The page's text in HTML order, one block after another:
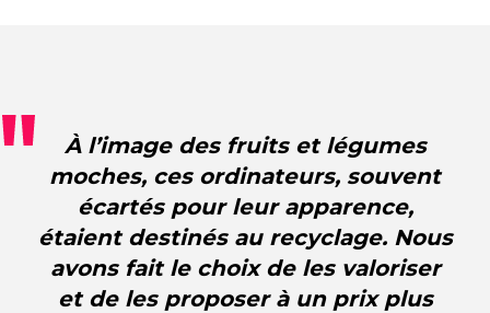
À l’image des fruits et légumes
moches, ces ordinateurs, souvent
écartés pour leur apparence,
étaient destinés au recyclage. Nous
avons fait le choix de les valoriser
et de les proposer à un prix plus